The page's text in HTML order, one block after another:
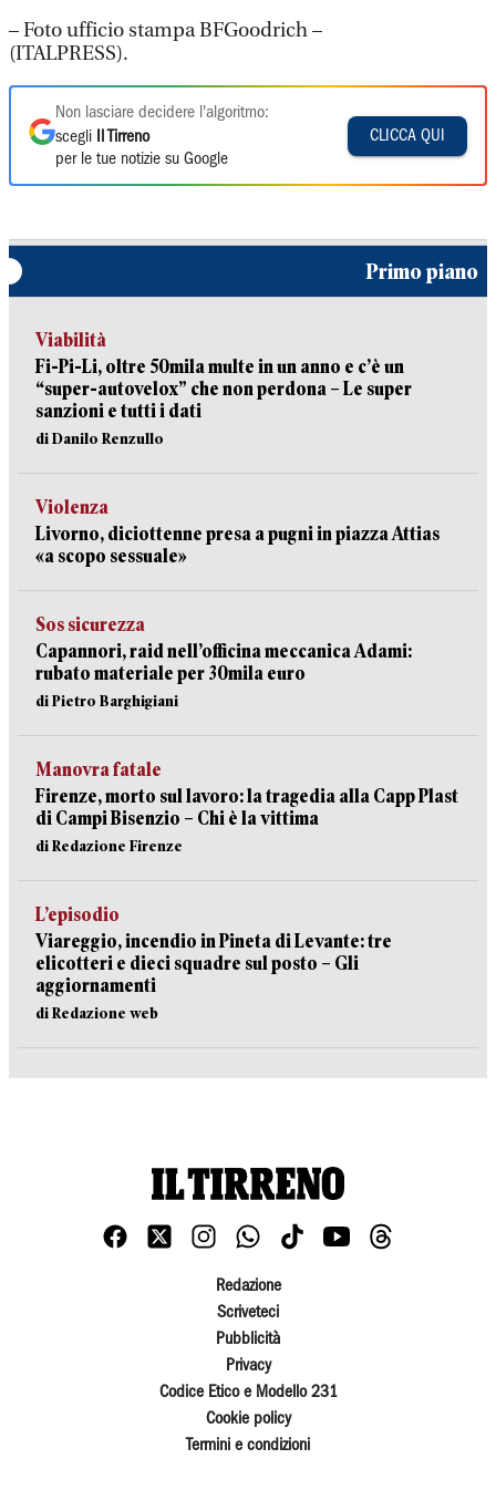
– Foto ufficio stampa BFGoodrich –
(ITALPRESS).
Non lasciare decidere l'algoritmo:
scegli
Il Tirreno
per le tue notizie su Google
CLICCA QUI
Primo piano
Viabilità
Fi-Pi-Li, oltre 50mila multe in un anno e c’è un
“super-autovelox” che non perdona – Le super
sanzioni e tutti i dati
di Danilo Renzullo
Violenza
Livorno, diciottenne presa a pugni in piazza Attias
«a scopo sessuale»
Sos sicurezza
Capannori, raid nell’officina meccanica Adami:
rubato materiale per 30mila euro
di Pietro Barghigiani
Manovra fatale
Firenze, morto sul lavoro: la tragedia alla Capp Plast
di Campi Bisenzio – Chi è la vittima
di Redazione Firenze
L’episodio
Viareggio, incendio in Pineta di Levante: tre
elicotteri e dieci squadre sul posto – Gli
aggiornamenti
di Redazione web
Redazione
Scriveteci
Pubblicità
Privacy
Codice Etico e Modello 231
Cookie policy
Termini e condizioni